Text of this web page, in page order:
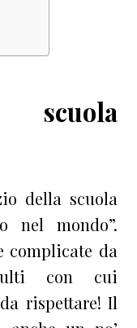
scuola
della scuola
nel mondo”.
complicate da
con cui
rispettare! Il